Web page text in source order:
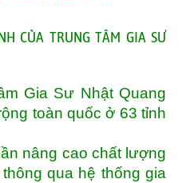
CỦA TRUNG TÂM GIA SƯ
Gia Sư Nhật Quang
toàn quốc ở 63 tỉnh
nâng cao chất lượng
qua hệ thống gia